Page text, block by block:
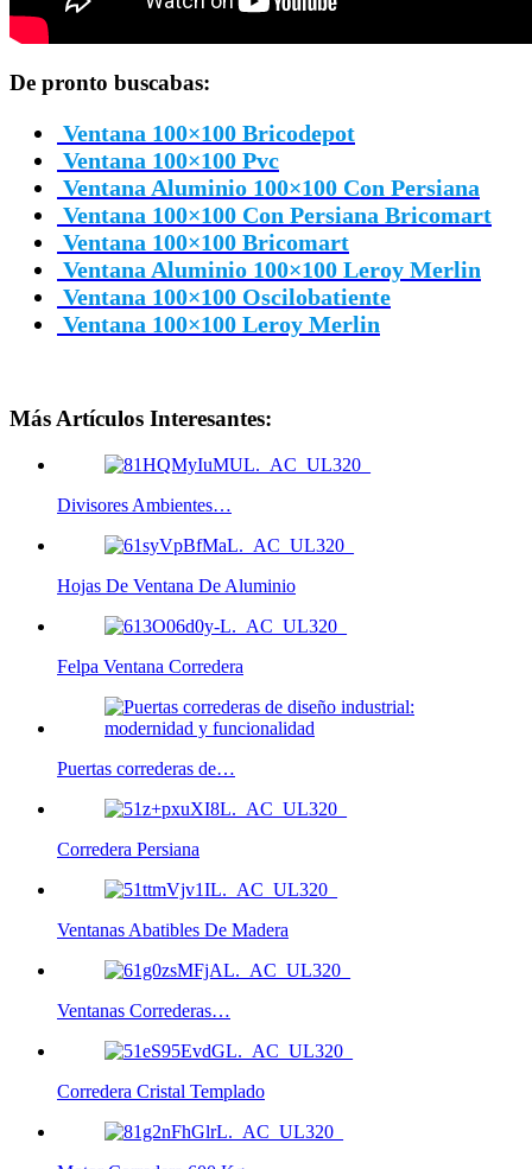
De pronto buscabas:
Ventana 100×100 Bricodepot
Ventana 100×100 Pvc
Ventana Aluminio 100×100 Con Persiana
Ventana 100×100 Con Persiana Bricomart
Ventana 100×100 Bricomart
Ventana Aluminio 100×100 Leroy Merlin
Ventana 100×100 Oscilobatiente
Ventana 100×100 Leroy Merlin
Más Artículos Interesantes:
Divisores Ambientes…
Hojas De Ventana De Aluminio
Felpa Ventana Corredera
Puertas correderas de…
Corredera Persiana
Ventanas Abatibles De Madera
Ventanas Correderas…
Corredera Cristal Templado